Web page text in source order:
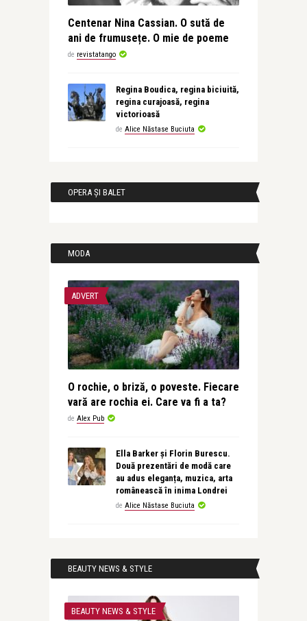
Centenar Nina Cassian. O sută de
ani de frumusețe. O mie de poeme
de revistatango
Regina Boudica, regina biciuită,
regina curajoasă, regina
victorioasă
de Alice Năstase Buciuta
OPERA ȘI BALET
MODA
ADVERT
O rochie, o briză, o poveste. Fiecare
vară are rochia ei. Care va fi a ta?
de Alex Pub
Ella Barker și Florin Burescu.
Două prezentări de modă care
au adus eleganța, muzica, arta
românească în inima Londrei
de Alice Năstase Buciuta
BEAUTY NEWS & STYLE
BEAUTY NEWS & STYLE